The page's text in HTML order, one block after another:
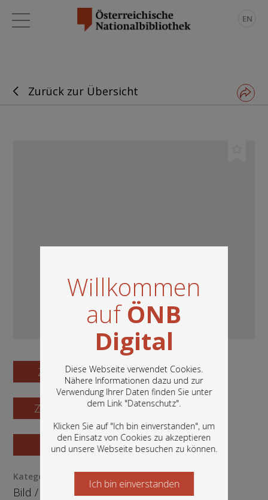
Willkommen
aufÖNB
Digital
Diese Webseite verwendet Cookies.
Nähere Informationen dazu und zur
Verwendung Ihrer Daten finden Sie unter
dem Link "Datenschutz".
Klicken Sie auf "Ich bin einverstanden", um
den Einsatz von Cookies zu akzeptieren
und unsere Webseite besuchen zu können.
In diesem Portal finden Sie die digitalen
Bestände der Österreichischen
Nationalbibliothek: Bücher, Fotografien,
Grafiken und vieles mehr.
Ich bin einverstanden
Starten Sie jetzt
EN
Zurück zur Übersicht
Zum Digitalisat
Zum Katalogisat
Zur Vorschau
Kategorie / Medientyp
Bild/ Kunstoriginal